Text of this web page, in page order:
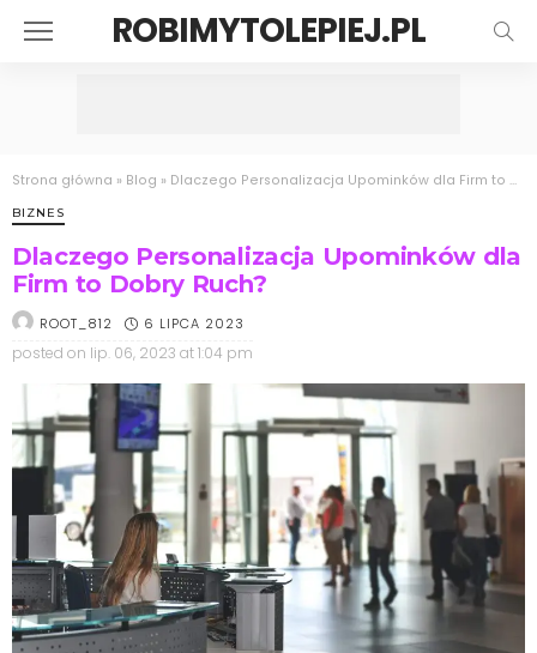
ROBIMYTOLEPIEJ.PL
Strona główna » Blog » Dlaczego Personalizacja Upominków dla Firm to Dobry Ruch?
BIZNES
Dlaczego Personalizacja Upominków dla
Firm to Dobry Ruch?
ROOT_812 6 LIPCA 2023
posted on lip. 06, 2023 at 1:04 pm